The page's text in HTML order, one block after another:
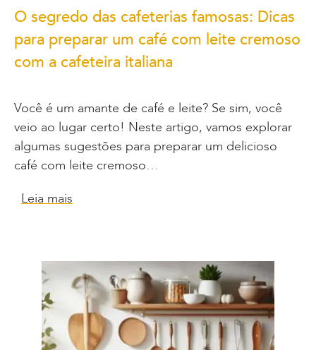
O segredo das cafeterias famosas: Dicas
para preparar um café com leite cremoso
com a cafeteira italiana
Você é um amante de café e leite? Se sim, você
veio ao lugar certo! Neste artigo, vamos explorar
algumas sugestões para preparar um delicioso
café com leite cremoso…
Leia mais